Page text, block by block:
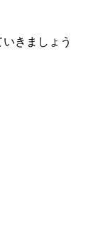
きましょう